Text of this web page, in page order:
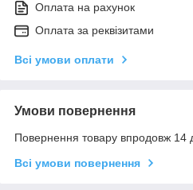
Оплата на рахунок
Оплата за реквізитами
Всі умови оплати
Умови повернення
Повернення товару впродовж 14
Всі умови повернення